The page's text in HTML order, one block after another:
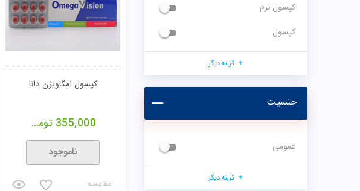
کپسول نرم
کپسول
گزینه دیگر
جنسیت
عمومی
گزینه دیگر
کپسول امگاویژن دانا
355,000 تومان
ناموجود
مقایسـه